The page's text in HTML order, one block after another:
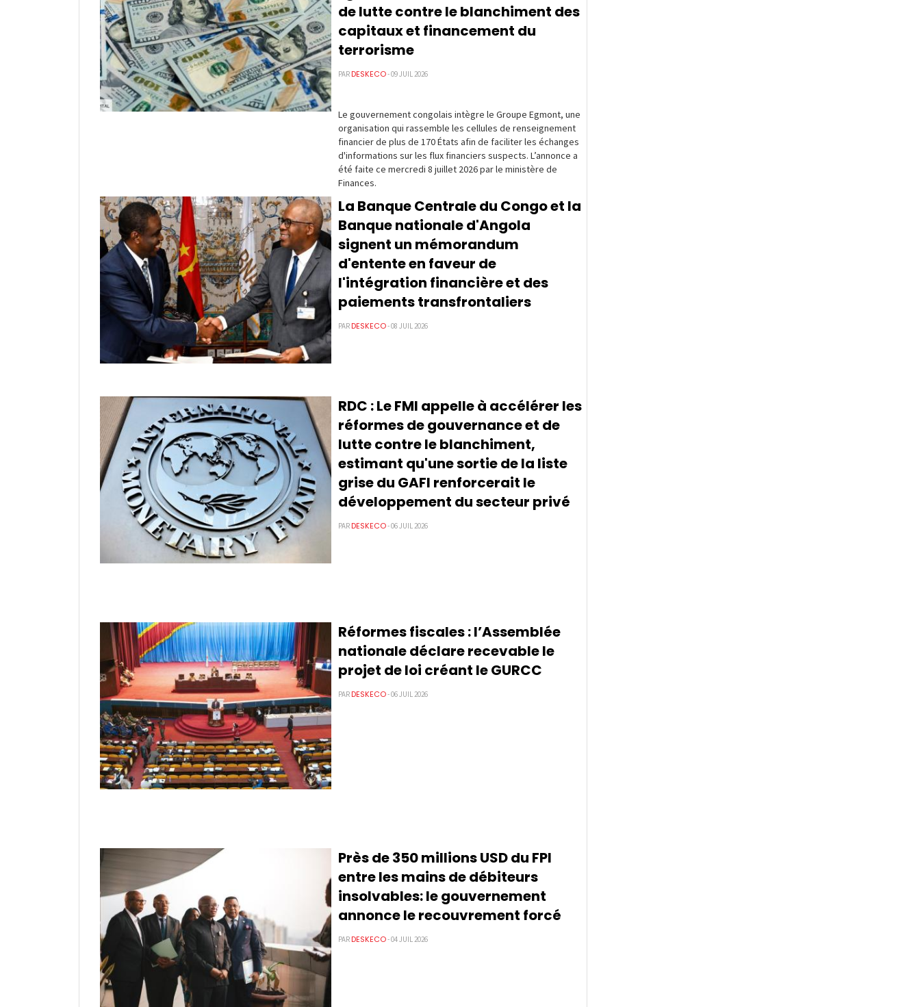
de lutte contre le blanchiment des
capitaux et financement du
terrorisme
PAR DESKECO- 09 JUIL 2026
Le gouvernement congolais intègre le Groupe Egmont, une
organisation qui rassemble les cellules de renseignement
financier de plus de 170 États afin de faciliter les échanges
d'informations sur les flux financiers suspects. L’annonce a
été faite ce mercredi 8 juillet 2026 par le ministère de
Finances.
La Banque Centrale du Congo et la
Banque nationale d'Angola
signent un mémorandum
d'entente en faveur de
l'intégration financière et des
paiements transfrontaliers
PAR DESKECO- 08 JUIL 2026
RDC : Le FMI appelle à accélérer les
réformes de gouvernance et de
lutte contre le blanchiment,
estimant qu'une sortie de la liste
grise du GAFI renforcerait le
développement du secteur privé
PAR DESKECO- 06 JUIL 2026
Réformes fiscales : l’Assemblée
nationale déclare recevable le
projet de loi créant le GURCC
PAR DESKECO- 06 JUIL 2026
Près de 350 millions USD du FPI
entre les mains de débiteurs
insolvables: le gouvernement
annonce le recouvrement forcé
PAR DESKECO- 04 JUIL 2026